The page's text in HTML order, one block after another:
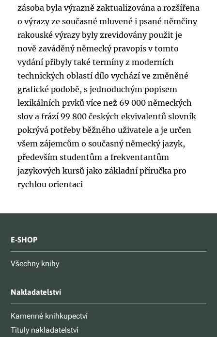
zásoba byla výrazně zaktualizována a rozšířena
o výrazy ze současné mluvené i psané němčiny
rakouské výrazy byly zrevidovány použit je
nově zaváděný německý pravopis v tomto
vydání přibyly také termíny z moderních
technických oblastí dílo vychází ve změněné
grafické podobě, s jednoduchým popisem
lexikálních prvků více než 69 000 německých
slov a frází 99 800 českých ekvivalentů slovník
pokrývá potřeby běžného uživatele a je určen
všem zájemcům o současný německý jazyk,
především studentům a frekventantům
jazykových kursů jako základní příručka pro
rychlou orientaci
E-SHOP
Všechny knihy
Nakladatelství
Kamenné knihkupectví
Tituly nakladatelství